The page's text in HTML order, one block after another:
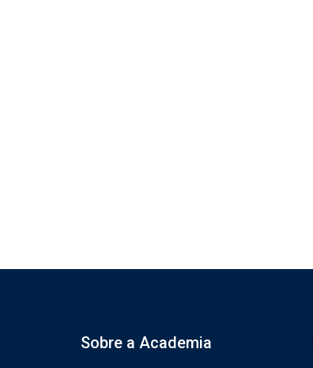
Sobre a Academia